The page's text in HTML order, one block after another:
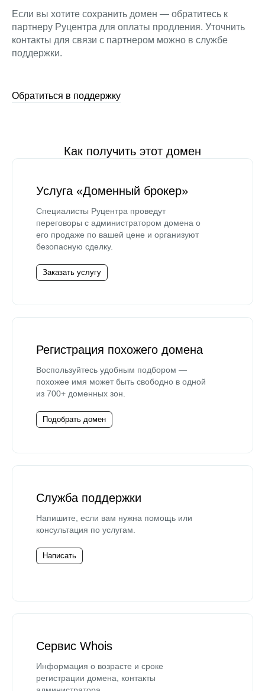
Если вы хотите сохранить домен — обратитесь к
партнеру Руцентра для оплаты продления. Уточнить
контакты для связи с партнером можно в службе
поддержки.
Обратиться в поддержку
Как получить этот домен
Услуга «Доменный брокер»
Специалисты Руцентра проведут
переговоры с администратором домена о
его продаже по вашей цене и организуют
безопасную сделку.
Заказать услугу
Регистрация похожего домена
Воспользуйтесь удобным подбором —
похожее имя может быть свободно в одной
из 700+ доменных зон.
Подобрать домен
Служба поддержки
Напишите, если вам нужна помощь или
консультация по услугам.
Написать
Сервис Whois
Информация о возрасте и сроке
регистрации домена, контакты